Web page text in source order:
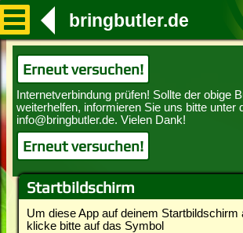
Startbildschirm
Um diese App auf deinem Startbildschirm
klicke bitte auf das Symbol
bringbutler.de
Erneut versuchen!
Erneut versuchen!